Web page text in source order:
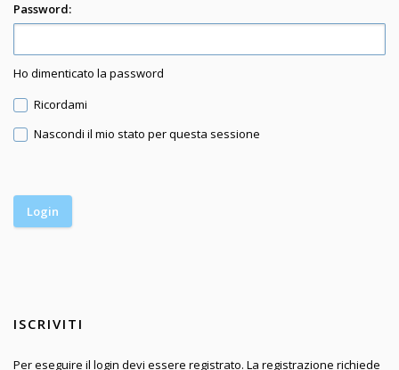
Password:
Ho dimenticato la password
Ricordami
Nascondi il mio stato per questa sessione
ISCRIVITI
Per eseguire il login devi essere registrato. La registrazione richiede